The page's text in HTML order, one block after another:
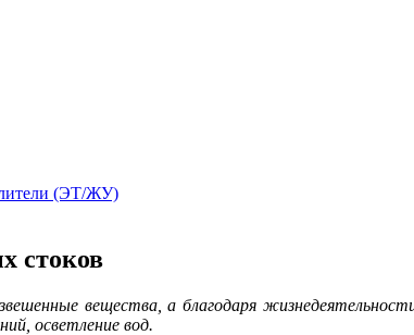
(ЭТ/ЖУ)
стоков
вещества, а благодаря жизнедеятельности
осветление вод.